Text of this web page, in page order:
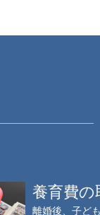
養育費
離婚後、子ど